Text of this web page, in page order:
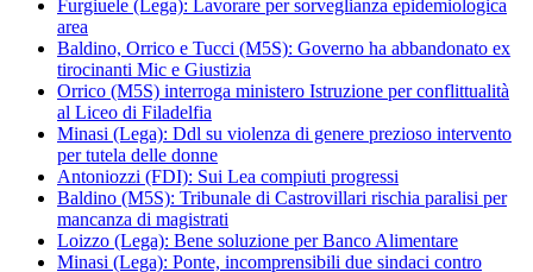
Furgiuele (Lega): Lavorare per sorveglianza epidemiologica
area
Baldino, Orrico e Tucci (M5S): Governo ha abbandonato ex
tirocinanti Mic e Giustizia
Orrico (M5S) interroga ministero Istruzione per conflittualità
al Liceo di Filadelfia
Minasi (Lega): Ddl su violenza di genere prezioso intervento
per tutela delle donne
Antoniozzi (FDI): Sui Lea compiuti progressi
Baldino (M5S): Tribunale di Castrovillari rischia paralisi per
mancanza di magistrati
Loizzo (Lega): Bene soluzione per Banco Alimentare
Minasi (Lega): Ponte, incomprensibili due sindaci contro